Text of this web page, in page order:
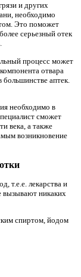
и других
необходимо
Это поможет
серьезный отек
процесс может
отвара
аптек.
необходимо в
сможет
века, а также
возникновение
т.е.е. лекарства и
вызывают никаких
спиртом, йодом